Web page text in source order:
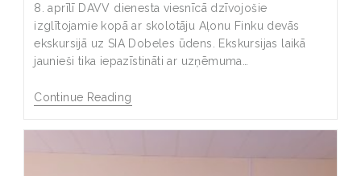
8. aprīlī DAVV dienesta viesnīcā dzīvojošie
izglītojamie kopā ar skolotāju Aļonu Finku devās
ekskursijā uz SIA Dobeles ūdens. Ekskursijas laikā
jaunieši tika iepazīstināti ar uzņēmuma…
Continue Reading